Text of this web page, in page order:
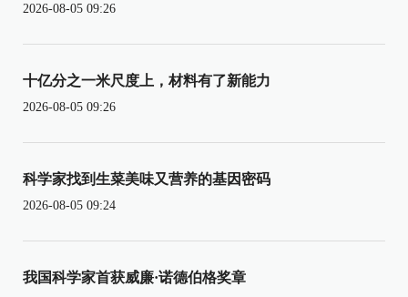
2026-08-05 09:26
十亿分之一米尺度上，材料有了新能力
2026-08-05 09:26
科学家找到生菜美味又营养的基因密码
2026-08-05 09:24
我国科学家首获威廉·诺德伯格奖章